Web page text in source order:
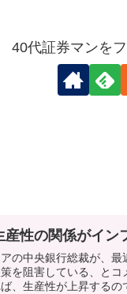
40代証券マンを
産性の関係がイン
の中央銀行総裁が、
を阻害している、とコ
、生産性が上昇する